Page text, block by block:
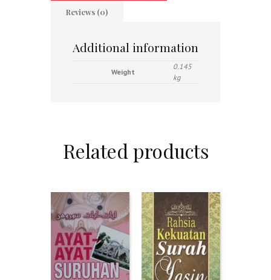
Reviews (0)
Additional information
Weight
0.145
kg
Related products